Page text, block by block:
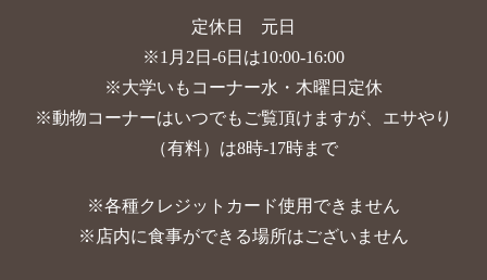
定休日 元日
※1月2日-6日は10:00-16:00
※大学いもコーナー水・木曜日定休
※動物コーナーはいつでもご覧頂けますが、 エサやり
（有料）は8時-17時まで
※各種クレジットカード使用できません
※店内に食事ができる場所はございません